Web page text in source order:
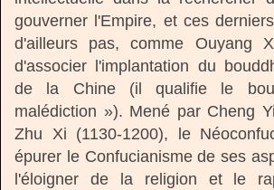
gouverner l'Empire, et ces
d'ailleurs pas, comme Ouyang
d'associer l'implantation du
de la Chine (il qualifie le
malédiction »). Mené par Cheng
Zhu Xi (1130-1200), le
épurer le Confucianisme de ses
l'éloigner de la religion et le